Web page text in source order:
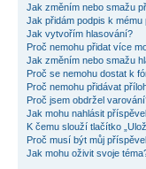
Jak změním nebo smažu
Jak přidám podpis k
Jak vytvořím hlasování?
Proč nemohu přidat více
Jak změním nebo smažu
Proč se nemohu dostat k
Proč nemohu přidávat
Proč jsem obdržel
Jak mohu nahlásit
K čemu slouží tlačítko
Proč musí být můj
Jak mohu oživit svoje